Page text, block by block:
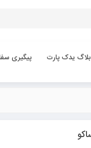
بلاگ یدک پارت پیگیری